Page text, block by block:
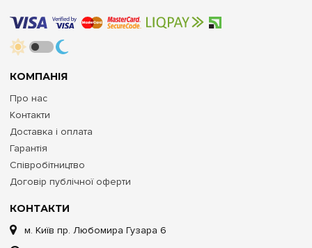
КОНТАКТИ
м. Київ пр. Любомира Гузара 6
КОМПАНІЯ
Про нас
Контакти
Доставка і оплата
Гарантія
Співробітництво
Договір публічної оферти